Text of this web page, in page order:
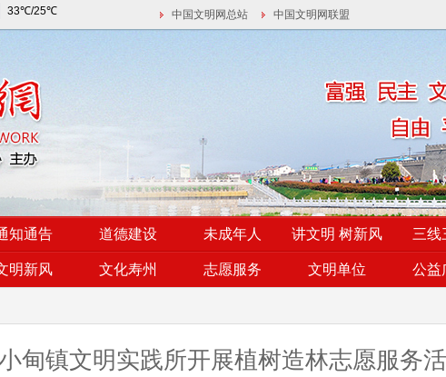
中国文明网总站 中国文明网联盟
知通告 道德建设 未成年人 讲文明 树新风 三线
明新风 文化寿州 志愿服务 文明单位 公益
甸镇文明实践所开展植树造林志愿服务